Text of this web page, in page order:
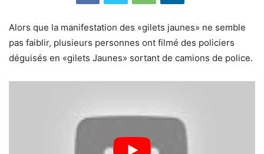
Alors que la manifestation des «gilets jaunes» ne semble
pas faiblir, plusieurs personnes ont filmé des policiers
déguisés en «gilets Jaunes» sortant de camions de police.